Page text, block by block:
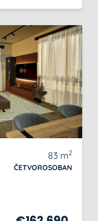
83 m2
ČETVOROSOBAN